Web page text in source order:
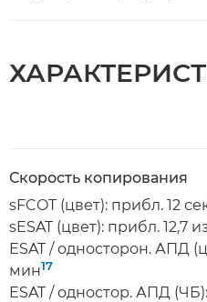
Скорость копирования
sFCOT (цвет): прибл. 12
sESAT (цвет): прибл. 12,7
ESAT / односторон. АПД
мин17
ESAT / одностор. АПД